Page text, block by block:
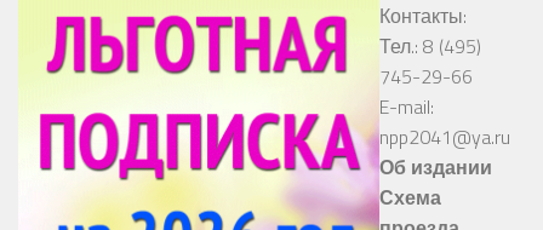
Контакты:
Тел.: 8 (495)
745-29-66
E-mail:
npp2041@ya.ru
Об издании
Схема